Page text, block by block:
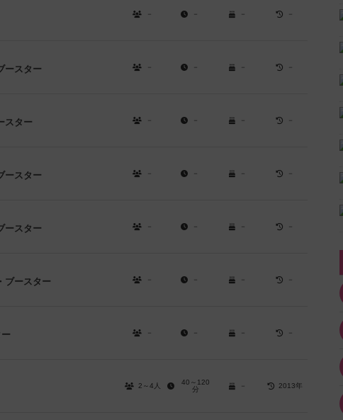
－ － － －
ースター － － － －
スター － － － －
ースター － － － －
ースター － － － －
ブースター － － － －
－ － － －
2～4人
40～120
分
－ 2013年